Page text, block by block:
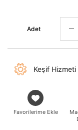
Adet
Keşif Hizmeti
Favorilerime Ekle